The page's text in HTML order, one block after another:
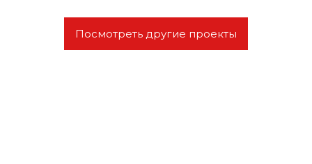
Посмотреть другие проекты